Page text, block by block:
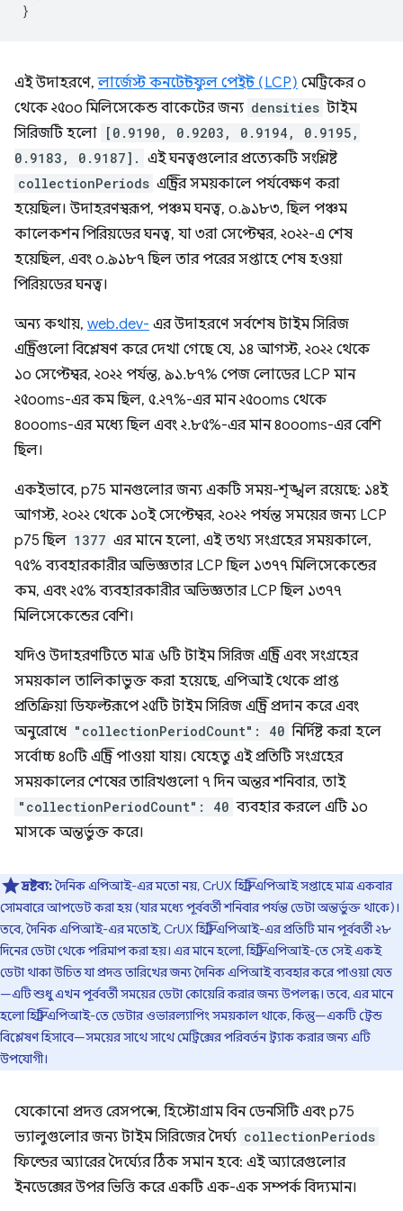
}
এই উদাহরণে,লার্জেস্ট কনটেন্টফুল পেইন্ট (LCP) মেট্রিকের ০
থেকে ২৫০০ মিলিসেকেন্ড বাকেটের জন্য densities টাইম
সিরিজটি হলো [0.9190, 0.9203, 0.9194, 0.9195,
0.9183, 0.9187]. এই ঘনত্বগুলোর প্রত্যেকটি সংশ্লিষ্ট
collectionPeriods এন্ট্রির সময়কালে পর্যবেক্ষণ করা
হয়েছিল। উদাহরণস্বরূপ, পঞ্চম ঘনত্ব, ০.৯১৮৩, ছিল পঞ্চম
কালেকশন পিরিয়ডের ঘনত্ব, যা ৩রা সেপ্টেম্বর, ২০২২-এ শেষ
হয়েছিল, এবং ০.৯১৮৭ ছিল তার পরের সপ্তাহে শেষ হওয়া
পিরিয়ডের ঘনত্ব।
অন্য কথায়, web.dev- এর উদাহরণে সর্বশেষ টাইম সিরিজ
এন্ট্রিগুলো বিশ্লেষণ করে দেখা গেছে যে, ১৪ আগস্ট, ২০২২ থেকে
১০ সেপ্টেম্বর, ২০২২ পর্যন্ত, ৯১.৮৭% পেজ লোডের LCP মান
২৫০০ms-এর কম ছিল, ৫.২৭%-এর মান ২৫০০ms থেকে
৪০০০ms-এর মধ্যে ছিল এবং ২.৮৫%-এর মান ৪০০০ms-এর বেশি
ছিল।
একইভাবে, p75 মানগুলোর জন্য একটি সময়-শৃঙ্খল রয়েছে: ১৪ই
আগস্ট, ২০২২ থেকে ১০ই সেপ্টেম্বর, ২০২২ পর্যন্ত সময়ের জন্য LCP
p75 ছিল 1377 এর মানে হলো, এই তথ্য সংগ্রহের সময়কালে,
৭৫% ব্যবহারকারীর অভিজ্ঞতার LCP ছিল ১৩৭৭ মিলিসেকেন্ডের
কম, এবং ২৫% ব্যবহারকারীর অভিজ্ঞতার LCP ছিল ১৩৭৭
মিলিসেকেন্ডের বেশি।
যদিও উদাহরণটিতে মাত্র ৬টি টাইম সিরিজ এন্ট্রি এবং সংগ্রহের
সময়কাল তালিকাভুক্ত করা হয়েছে, এপিআই থেকে প্রাপ্ত
প্রতিক্রিয়া ডিফল্টরূপে ২৫টি টাইম সিরিজ এন্ট্রি প্রদান করে এবং
অনুরোধে "collectionPeriodCount": 40 নির্দিষ্ট করা হলে
সর্বোচ্চ ৪০টি এন্ট্রি পাওয়া যায়। যেহেতু এই প্রতিটি সংগ্রহের
সময়কালের শেষের তারিখগুলো ৭ দিন অন্তর শনিবার, তাই
"collectionPeriodCount": 40 ব্যবহার করলে এটি ১০
মাসকে অন্তর্ভুক্ত করে।
দ্রষ্টব্য:দৈনিক এপিআই-এর মতো নয়, CrUX হিস্ট্রি এপিআই সপ্তাহে মাত্র একবার
সোমবারে আপডেট করা হয় (যার মধ্যে পূর্ববর্তী শনিবার পর্যন্ত ডেটা অন্তর্ভুক্ত থাকে)।
তবে, দৈনিক এপিআই-এর মতোই, CrUX হিস্ট্রি এপিআই-এর প্রতিটি মান পূর্ববর্তী ২৮
দিনের ডেটা থেকে পরিমাপ করা হয়। এর মানে হলো, হিস্ট্রি এপিআই-তে সেই একই
ডেটা থাকা উচিত যা প্রদত্ত তারিখের জন্য দৈনিক এপিআই ব্যবহার করে পাওয়া যেত
—এটি শুধু এখন পূর্ববর্তী সময়ের ডেটা কোয়েরি করার জন্য উপলব্ধ। তবে, এর মানে
হলো হিস্ট্রি এপিআই-তে ডেটার ওভারল্যাপিং সময়কাল থাকে, কিন্তু—একটি ট্রেন্ড
বিশ্লেষণ হিসাবে—সময়ের সাথে সাথে মেট্রিক্সের পরিবর্তন ট্র্যাক করার জন্য এটি
উপযোগী।
যেকোনো প্রদত্ত রেসপন্সে, হিস্টোগ্রাম বিন ডেনসিটি এবং p75
ভ্যালুগুলোর জন্য টাইম সিরিজের দৈর্ঘ্য collectionPeriods
ফিল্ডের অ্যারের দৈর্ঘ্যের ঠিক সমান হবে: এই অ্যারেগুলোর
ইনডেক্সের উপর ভিত্তি করে একটি এক-এক সম্পর্ক বিদ্যমান।